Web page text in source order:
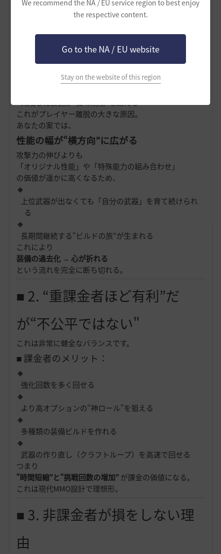
We recommend the NA / EU service region to best enjoy
the respective content.
Go to the NA / EU website
Stay on the website of this region
脱却できる
黒い砂漠の現在：
上位装備＝攻撃力が微増しただけの“続編武器”
アプデのたびに装備セットを更新させられる
完成した装備が“賞味期限”を迎える
これがプレイヤー離脱の大きな原因。
あなたの案では、
性能の幅が“横方向”に広がる
攻撃力の伸びよりも
「オリジナル性能」や「特殊能力の組み合わせ」
の価値が遥かに高くなるため、
上位武器が出なくても「自分の武器」を育て続けられ
る
長期間継続する“ビルドの旅”が生まれる
これにより
装備の過去化 → 心が折れる
という流れを完全に断ち切れる。
■ 2. “重課金者ほど有利”だ
が“不公平ではない"
これは非常に健全なバランスです。
■ 課金者のメリット：
強化回数を多く回せる
より高オプションの“神ロール”を狙える
多種類の装備ビルドを作れる
武器の作り直し（クラフトループ）を高速で回せる
つまり
“時間短縮”と“挑戦回数の増加”が課金の価値になる。
これは現代MMO設計で理想形。
■ 3. 非課金者が損をしない理
由